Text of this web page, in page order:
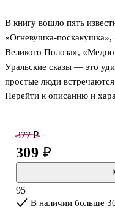
В книгу вошло пять
«Огневушка-
Великого Полоза»,
Уральские сказы — это
простые люди
богатств.
увлекут ребёнка и
Серия «Книги для
классических
включённых в школьную
В серию входят
Перейти к описанию и
377 ₽
309 ₽
95
В наличии больше